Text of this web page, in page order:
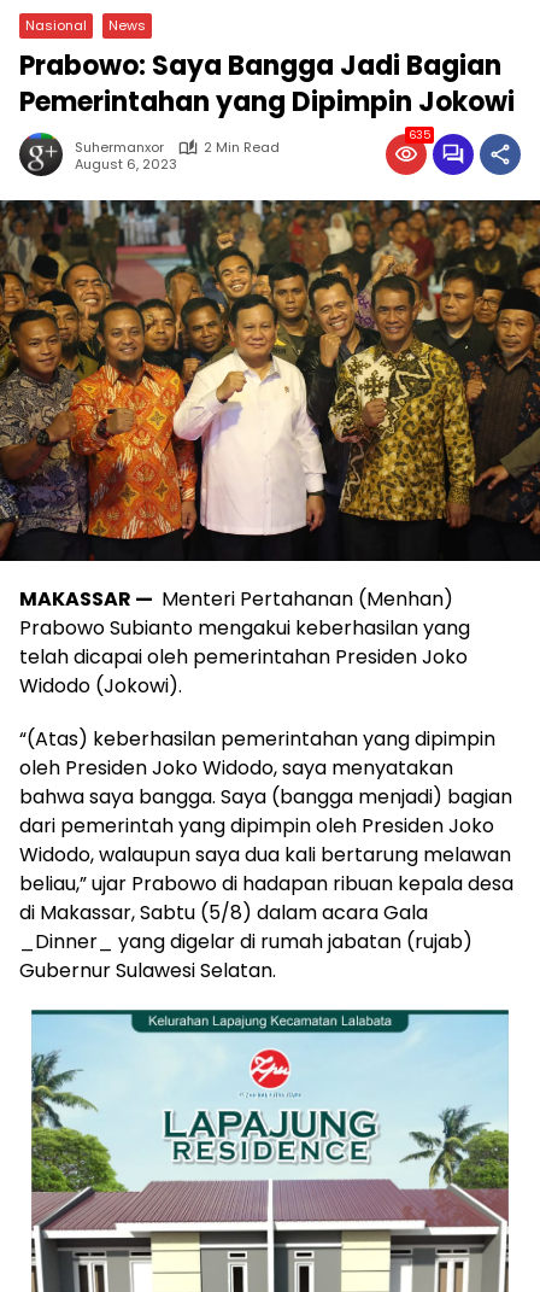
Nasional News
Prabowo: Saya Bangga Jadi Bagian
Pemerintahan yang Dipimpin Jokowi
Suhermanxor
2 Min Read
August 6, 2023
635
MAKASSAR — Menteri Pertahanan (Menhan)
Prabowo Subianto mengakui keberhasilan yang
telah dicapai oleh pemerintahan Presiden Joko
Widodo (Jokowi).
“(Atas) keberhasilan pemerintahan yang dipimpin
oleh Presiden Joko Widodo, saya menyatakan
bahwa saya bangga. Saya (bangga menjadi) bagian
dari pemerintah yang dipimpin oleh Presiden Joko
Widodo, walaupun saya dua kali bertarung melawan
beliau,” ujar Prabowo di hadapan ribuan kepala desa
di Makassar, Sabtu (5/8) dalam acara Gala
_Dinner_ yang digelar di rumah jabatan (rujab)
Gubernur Sulawesi Selatan.